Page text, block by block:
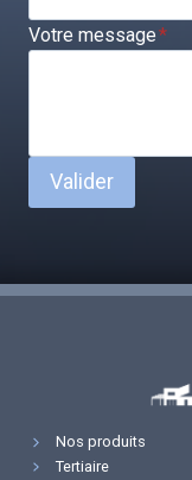
Votre message*
Valider
Nos produits
Tertiaire